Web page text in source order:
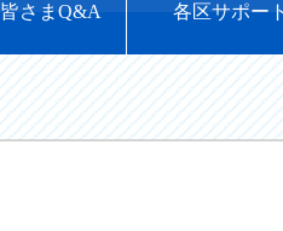
さまQ&A 各区サポー